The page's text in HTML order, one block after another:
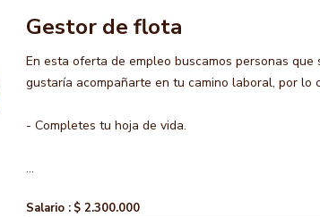
Gestor de flota
En esta oferta de empleo buscamos personas que
gustaría acompañarte en tu camino laboral, por lo
- Completes tu hoja de vida.
...
Salario : $ 2.300.000